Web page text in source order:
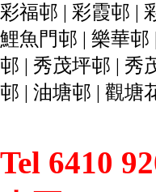
彩福邨 | 彩霞邨 |
鯉魚門邨 | 樂華
邨 | 秀茂坪邨 | 秀
邨 | 油塘邨 | 觀塘
Tel 6410